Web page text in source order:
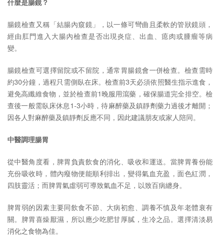
腸鏡檢查又稱「結腸內窺鏡」，以一條可彎曲且柔軟的管狀鏡頭，
經由肛門進入大腸內檢查是否出現炎症、出血、瘜肉或腫瘤等病
變。
腸鏡檢查可選擇留院或不留院，通常胃腸鏡會一併檢查。檢查需時
約30分鐘，過程只需側臥在床。檢查前3天必須依照醫生指示進食，
避免高纖維食物，並於檢查前1晚服用瀉藥，確保腸道完全排空。檢
查後一般需臥床休息1-3小時，待麻醉藥及鎮靜劑藥力過後才離開；
因各人對麻醉藥及鎮靜劑反應不同，因此建議朋友或家人陪同。
中醫調理腸胃
從中醫角度看，脾胃負責飲食的消化、吸收和運送。當脾胃養份能
充份吸收時，體內癈物便能順利排出，變得氣血充盈，面色紅潤，
四肢靈活；而脾胃氣虛弱可導致氣血不足，以致百病纏身。
脾胃弱的因素主要同飲食不節、大病初愈、調養不慎及年老體衰有
關。脾胃喜燥厭濕，所以應少吃肥甘厚膩，生冷之品。選擇清淡易
消化之食物為佳。